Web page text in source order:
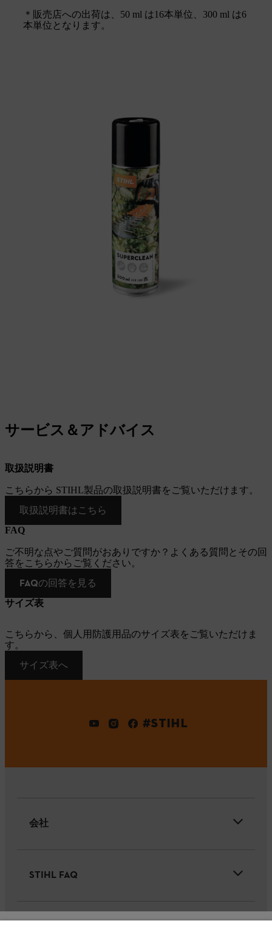
＊販売店への出荷は、50 ml は16本単位、300 ml は6
本単位となります。
サービス＆アドバイス
取扱説明書
こちらから STIHL製品の取扱説明書をご覧いただけます。
取扱説明書はこちら
FAQ
ご不明な点やご質問がおありですか？よくある質問とその回
答をこちらからご覧ください。
FAQの回答を見る
サイズ表
こちらから、個人用防護用品のサイズ表をご覧いただけま
す。
サイズ表へ
#STIHL
会社
STIHL FAQ